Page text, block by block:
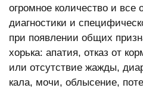
огромное количество и все
диагностики и
при появлении общих
хорька: апатия, отказ от
или отсутствие жажды,
кала, мочи, облысение,